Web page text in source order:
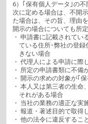
6）｢保有個人データ｣の
次に定める場合は、不開
た場合は、その旨、理由
開示の場合についても所
・ 申請書に記載されて
ている住所･弊社の登
きない場合
・ 代理人による申請に際
・ 所定の申請書類に不備
・ 開示の求めの対象が｢
・ 本人又は第三者の生命
それがある場合
・ 当社の業務の適正な実
・ 報道・著述目的で取得
・ 他の法令に違反するこ